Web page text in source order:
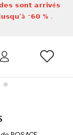
𝘀𝗼𝗻𝘁 𝗮𝗿𝗿𝗶𝘃é𝘀
⁻𝟲𝟬 % .